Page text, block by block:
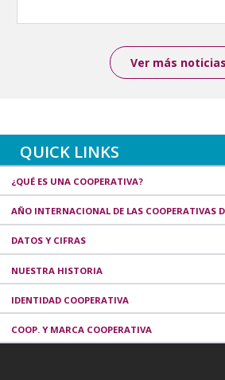
Ver más noticias
QUICK LINKS
¿QUÉ ES UNA COOPERATIVA?
AÑO INTERNACIONAL DE LAS COOPERATIVAS
DATOS Y CIFRAS
NUESTRA HISTORIA
IDENTIDAD COOPERATIVA
COOP. Y MARCA COOPERATIVA